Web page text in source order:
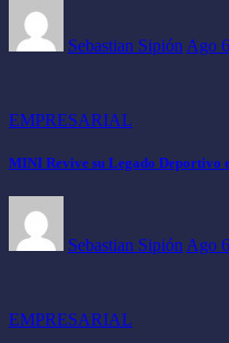
Sebastian Sipión Ago
EMPRESARIAL
MINI Revive su Legado Deportivo
Sebastian Sipión Ago
EMPRESARIAL